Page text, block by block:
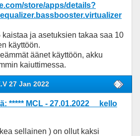
store/apps/details?
ja asetuksien takaa saa 10
käyttöön.
äänet käyttöön, akku
kaiuttimessa.
27 Jan 2022
***** MCL - 27.01.2022 kello
sellainen ) on ollut kaksi